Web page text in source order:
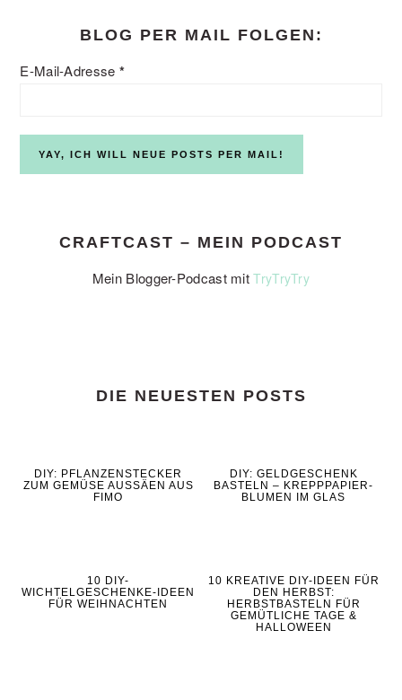
BLOG PER MAIL FOLGEN:
E-Mail-Adresse *
CRAFTCAST – MEIN PODCAST
Mein Blogger-Podcast mitTryTryTry
DIE NEUESTEN POSTS
DIY: PFLANZENSTECKER
ZUM GEMÜSE AUSSÄEN AUS
FIMO
DIY: GELDGESCHENK
BASTELN – KREPPPAPIER-
BLUMEN IM GLAS
10 DIY-
WICHTELGESCHENKE-IDEEN
FÜR WEIHNACHTEN
10 KREATIVE DIY-IDEEN FÜR
DEN HERBST:
HERBSTBASTELN FÜR
GEMÜTLICHE TAGE &
HALLOWEEN